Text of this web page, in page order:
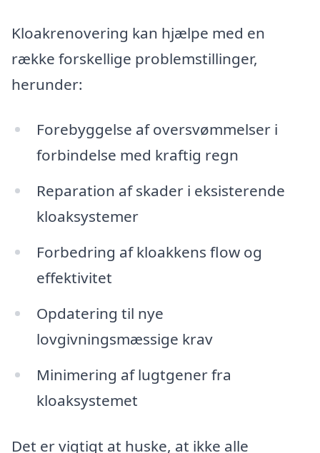
Kloakrenovering kan hjælpe med en
række forskellige problemstillinger,
herunder:
Forebyggelse af oversvømmelser i
forbindelse med kraftig regn
Reparation af skader i eksisterende
kloaksystemer
Forbedring af kloakkens flow og
effektivitet
Opdatering til nye
lovgivningsmæssige krav
Minimering af lugtgener fra
kloaksystemet
Det er vigtigt at huske, at ikke alle